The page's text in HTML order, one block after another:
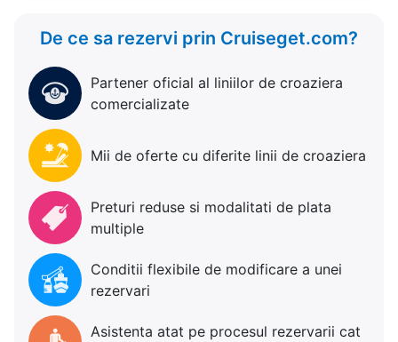
De ce sa rezervi prin Cruiseget.com?
Partener oficial al liniilor de croaziera
comercializate
Mii de oferte cu diferite linii de croaziera
Preturi reduse si modalitati de plata
multiple
Conditii flexibile de modificare a unei
rezervari
Asistenta atat pe procesul rezervarii cat